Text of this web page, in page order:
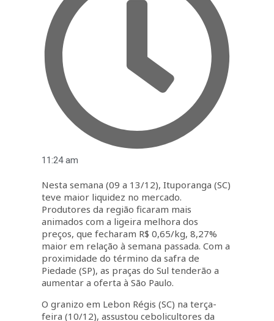
11:24 am
Nesta semana (09 a 13/12), Ituporanga (SC)
teve maior liquidez no mercado.
Produtores da região ficaram mais
animados com a ligeira melhora dos
preços, que fecharam R$ 0,65/kg, 8,27%
maior em relação à semana passada. Com a
proximidade do término da safra de
Piedade (SP), as praças do Sul tenderão a
aumentar a oferta à São Paulo.
O granizo em Lebon Régis (SC) na terça-
feira (10/12), assustou cebolicultores da